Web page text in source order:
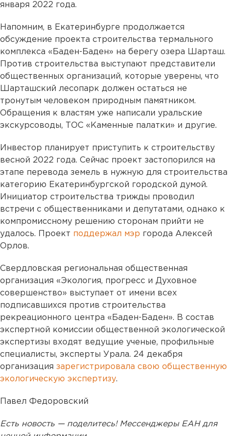
января 2022 года.
Напомним, в Екатеринбурге продолжается
обсуждение проекта строительства термального
комплекса «Баден-Баден» на берегу озера Шарташ.
Против строительства выступают представители
общественных организаций, которые уверены, что
Шарташский лесопарк должен остаться не
тронутым человеком природным памятником.
Обращения к властям уже написали уральские
экскурсоводы, ТОС «Каменные палатки» и другие.
Инвестор планирует приступить к строительству
весной 2022 года. Сейчас проект застопорился на
этапе перевода земель в нужную для строительства
категорию Екатеринбургской городской думой.
Инициатор строительства трижды проводил
встречи с общественниками и депутатами, однако к
компромиссному решению сторонам прийти не
удалось. Проект поддержал мэр города Алексей
Орлов.
Свердловская региональная общественная
организация «Экология, прогресс и Духовное
совершенство» выступает от имени всех
подписавшихся против строительства
рекреационного центра «Баден-Баден». В состав
экспертной комиссии общественной экологической
экспертизы входят ведущие ученые, профильные
специалисты, эксперты Урала. 24 декабря
организация зарегистрировала свою общественную
экологическую экспертизу.
Павел Федоровский
Есть новость — поделитесь! Мессенджеры ЕАН для